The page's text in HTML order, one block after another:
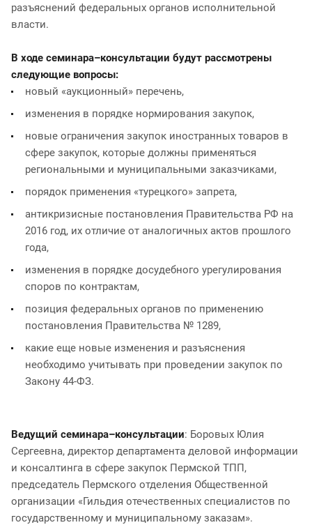
разъяснений федеральных органов исполнительной
власти.
В ходе семинара–консультации будут рассмотрены
следующие вопросы:
новый «аукционный» перечень,
изменения в порядке нормирования закупок,
новые ограничения закупок иностранных товаров в
сфере закупок, которые должны применяться
региональными и муниципальными заказчиками,
порядок применения «турецкого» запрета,
антикризисные постановления Правительства РФ на
2016 год, их отличие от аналогичных актов прошлого
года,
изменения в порядке досудебного урегулирования
споров по контрактам,
позиция федеральных органов по применению
постановления Правительства № 1289,
какие еще новые изменения и разъяснения
необходимо учитывать при проведении закупок по
Закону 44-ФЗ.
Ведущий семинара–консультации: Боровых Юлия
Сергеевна, директор департамента деловой информации
и консалтинга в сфере закупок Пермской ТПП,
председатель Пермского отделения Общественной
организации «Гильдия отечественных специалистов по
государственному и муниципальному заказам».